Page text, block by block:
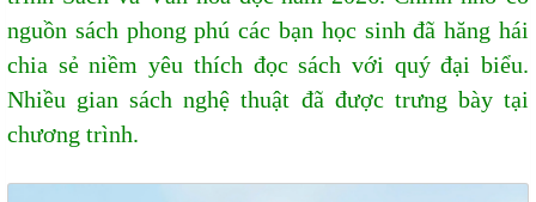
nguồn sách phong phú các bạn học sinh đã hăng hái
chia sẻ niềm yêu thích đọc sách với quý đại biểu.
Nhiều gian sách nghệ thuật đã được trưng bày tại
chương trình.